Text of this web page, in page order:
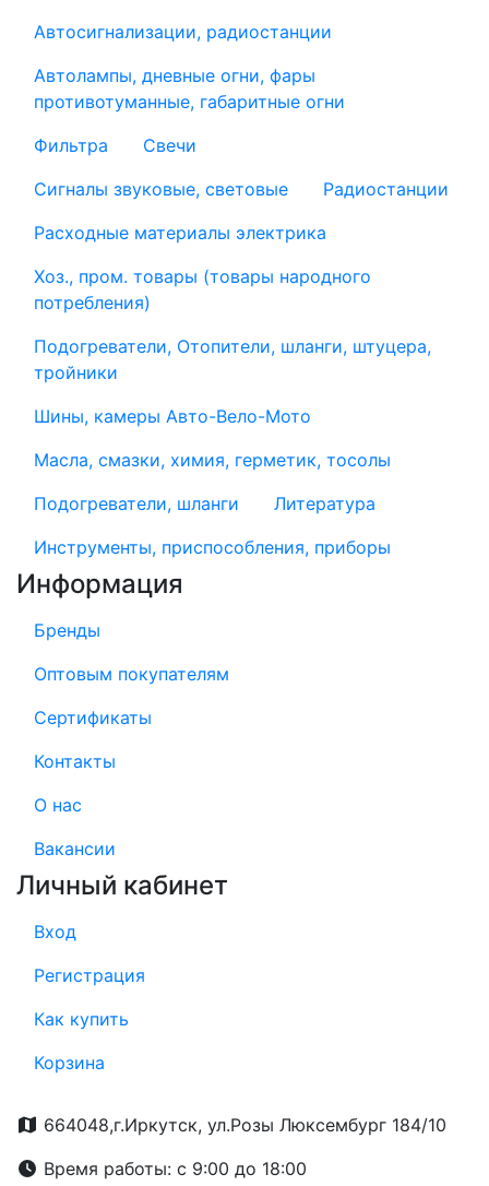
Автосигнализации, радиостанции
Автолампы, дневные огни, фары
противотуманные, габаритные огни
Фильтра
Свечи
Сигналы звуковые, световые
Радиостанции
Расходные материалы электрика
Хоз., пром. товары (товары народного
потребления)
Подогреватели, Отопители, шланги, штуцера,
тройники
Шины, камеры Авто-Вело-Мото
Масла, смазки, химия, герметик, тосолы
Подогреватели, шланги
Литература
Инструменты, приспособления, приборы
Информация
Бренды
Оптовым покупателям
Сертификаты
Контакты
О нас
Вакансии
Личный кабинет
Вход
Регистрация
Как купить
Корзина
664048,г.Иркутск, ул.Розы Люксембург 184/10
Время работы: с 9:00 до 18:00